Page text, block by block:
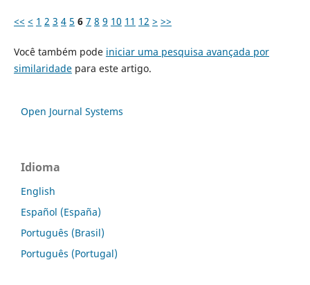
<< < 1 2 3 4 5 6 7 8 9 10 11 12 > >>
Você também pode iniciar uma pesquisa avançada por
similaridadepara este artigo.
Open Journal Systems
Idioma
English
Español (España)
Português (Brasil)
Português (Portugal)